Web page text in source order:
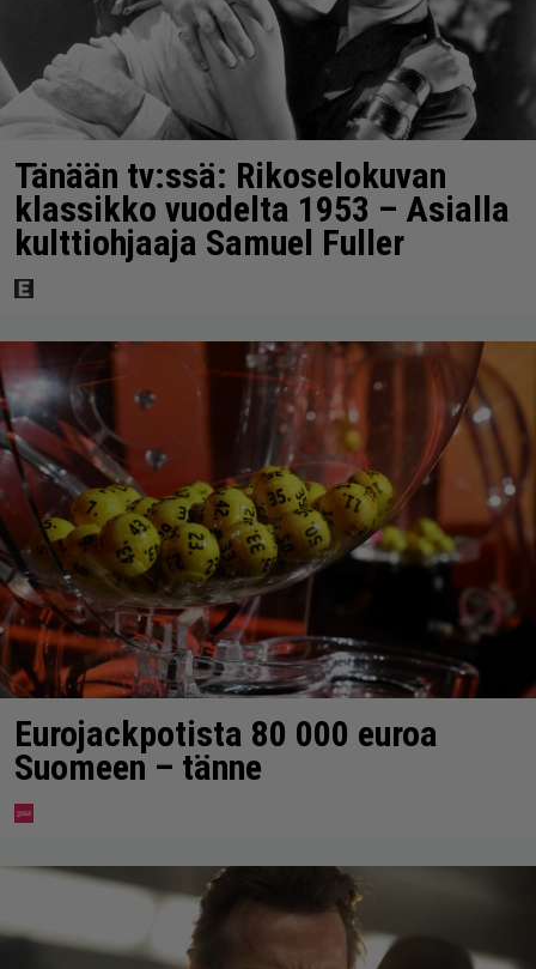
Tänään tv:ssä: Rikoselokuvan
klassikko vuodelta 1953 – Asialla
kulttiohjaaja Samuel Fuller
Eurojackpotista 80 000 euroa
Suomeen – tänne